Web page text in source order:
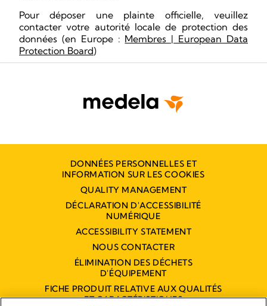
Pour déposer une plainte officielle, veuillez
contacter votre autorité locale de protection des
données (en Europe : Membres | European Data
Protection Board)
DONNÉES PERSONNELLES ET
INFORMATION SUR LES COOKIES
QUALITY MANAGEMENT
DÉCLARATION D'ACCESSIBILITÉ
NUMÉRIQUE
ACCESSIBILITY STATEMENT
NOUS CONTACTER
ÉLIMINATION DES DÉCHETS
D'ÉQUIPEMENT
FICHE PRODUIT RELATIVE AUX QUALITÉS
ET CARACTÉRISTIQUES